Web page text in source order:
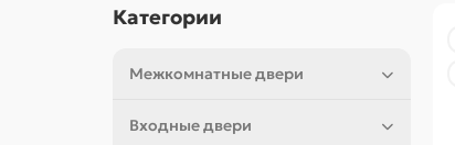
Категории
Межкомнатные двери
Входные двери